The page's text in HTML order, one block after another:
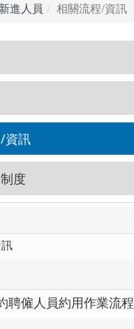
新進人員 相關流程/資訊
資訊
度
聘僱人員約用作業流程